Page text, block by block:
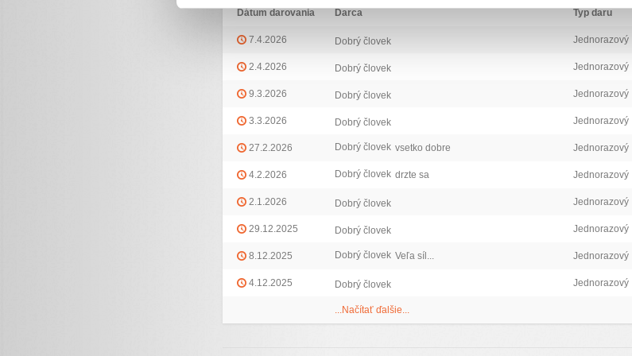
Dátum darovania Darca Typ daru
7.4.2026 Dobrý človek Jednorazový
2.4.2026 Dobrý človek Jednorazový
9.3.2026 Dobrý človek Jednorazový
3.3.2026 Dobrý človek Jednorazový
27.2.2026 Dobrý človek vsetko dobre Jednorazový
4.2.2026 Dobrý človek drzte sa Jednorazový
2.1.2026 Dobrý človek Jednorazový
29.12.2025 Dobrý človek Jednorazový
8.12.2025 Dobrý človek Veľa síl... Jednorazový
4.12.2025 Dobrý človek Jednorazový
...Načítať ďalšie...